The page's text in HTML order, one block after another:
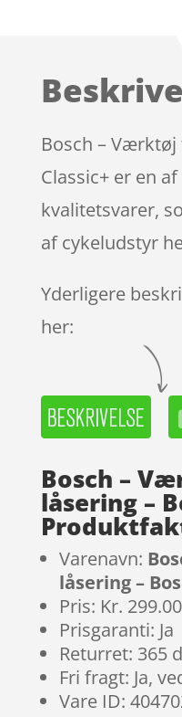
på
ømmels
er
Bosch – Værktøj
Classic+ er en
kvalitetsvarer,
af cykeludstyr
Yderligere
her:
Bosch –
låsering –
Varenavn:
låsering –
Pris: Kr. 299.00
Prisgaranti: Ja
Returret: 365
Fri fragt: Ja,
Vare ID: